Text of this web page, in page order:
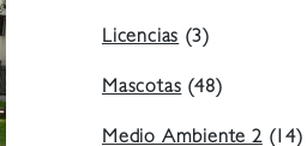
Licencias(3)
Mascotas(48)
Medio Ambiente 2(14)